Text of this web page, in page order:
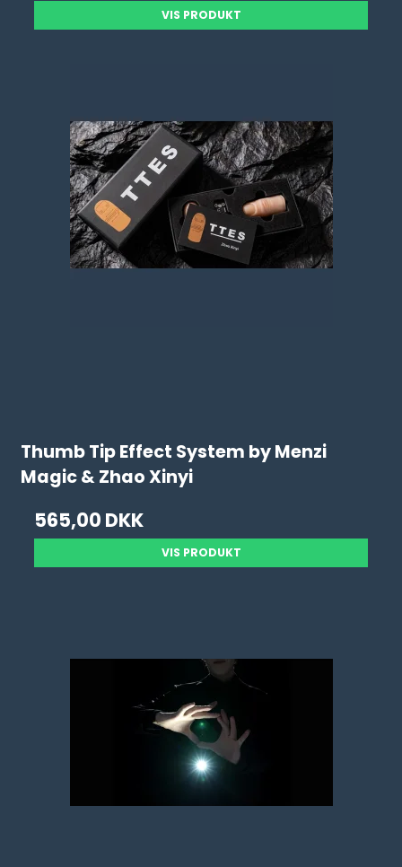
VIS PRODUKT
Thumb Tip Effect System by Menzi
Magic & Zhao Xinyi
565,00 DKK
VIS PRODUKT